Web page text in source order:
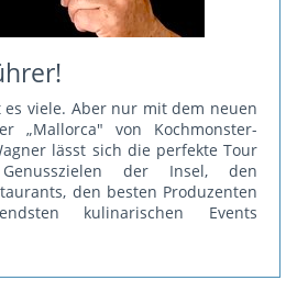
es viele. Aber nur mit dem neuen
„Mallorca" von Kochmonster-
lässt sich die perfekte Tour
der Insel, den
den besten Produzenten
kulinarischen Events